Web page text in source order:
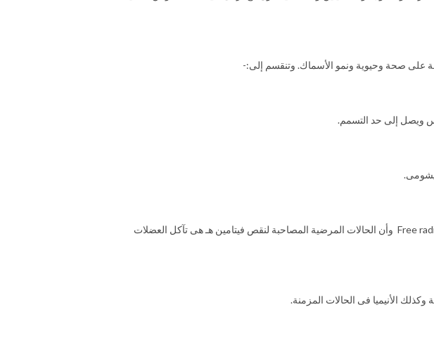
على صحة وحيوية ونمو الأسماك. وتنقسم إلى:-
ويستخدم كمضاد للأكسدة فى علائق الأسماك ويحمى الجدر البيولوجية للخلايا ضد التأثيرات الضارة لما يسمى بـالشوادر الحرة Free radicals وأن الحالات المرضية المصاحبة لنقص فيتامين هـ هى تآكل العضلات
الأنيميا فى الحالات المزمنة.